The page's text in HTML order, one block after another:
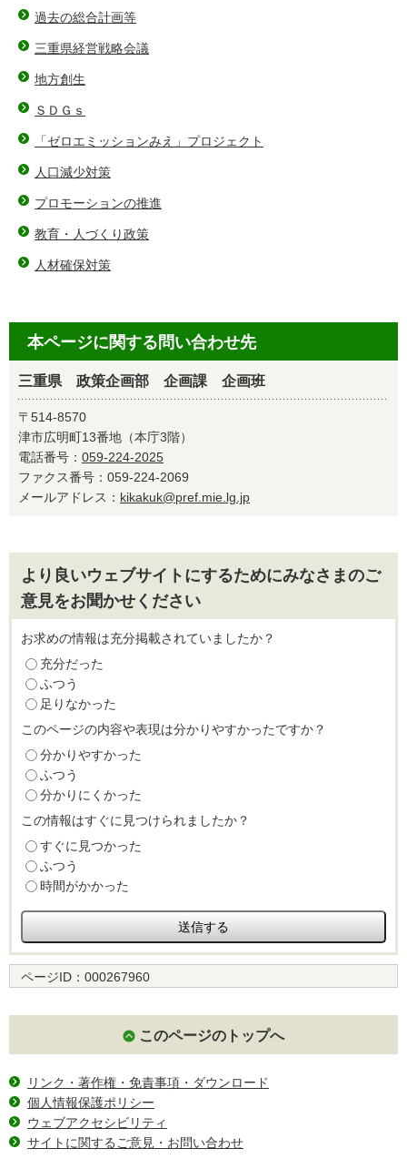
過去の総合計画等
三重県経営戦略会議
地方創生
ＳＤＧｓ
「ゼロエミッションみえ」プロジェクト
人口減少対策
プロモーションの推進
教育・人づくり政策
人材確保対策
本ページに関する問い合わせ先
三重県 政策企画部 企画課 企画班
〒514-8570
津市広明町13番地（本庁3階）
電話番号： 059-224-2025
ファクス番号：059-224-2069
メールアドレス： kikakuk@pref.mie.lg.jp
より良いウェブサイトにするためにみなさまのご
意見をお聞かせください
お求めの情報は充分掲載されていましたか？
充分だった
ふつう
足りなかった
このページの内容や表現は分かりやすかったですか？
分かりやすかった
ふつう
分かりにくかった
この情報はすぐに見つけられましたか？
すぐに見つかった
ふつう
時間がかかった
ページID： 000267960
このページのトップへ
リンク・著作権・免責事項・ダウンロード
個人情報保護ポリシー
ウェブアクセシビリティ
サイトに関するご意見・お問い合わせ